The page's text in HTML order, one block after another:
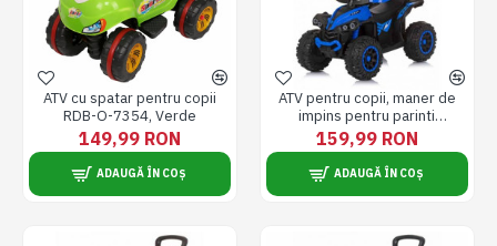
ATV cu spatar pentru copii
RDB-O-7354, Verde
149,99 RON
ADAUGĂ ÎN COȘ
ATV pentru copii, maner de
impins pentru parinti
detasabil, Pentru interior si
exterior, albastru
159,99 RON
ADAUGĂ ÎN COȘ